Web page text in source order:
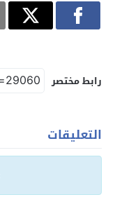
رابط مختصر
التعليقات